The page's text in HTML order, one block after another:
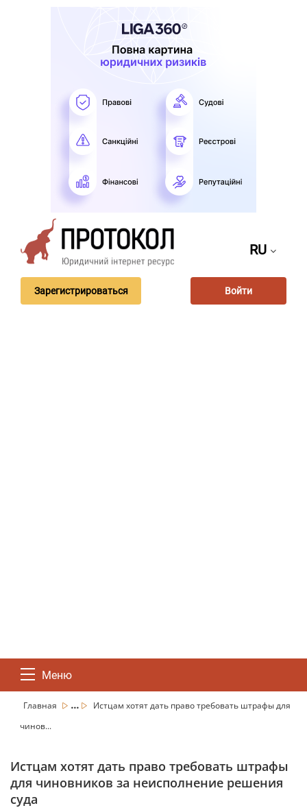
RU
Зарегистрироваться Войти
Меню
Главная ...
Истцам хотят дать право требовать штрафы для
чинов...
Истцам хотят дать право требовать штрафы
для чиновников за неисполнение решения
суда